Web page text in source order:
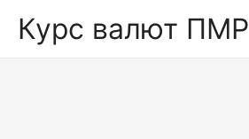
Курс валют ПМР